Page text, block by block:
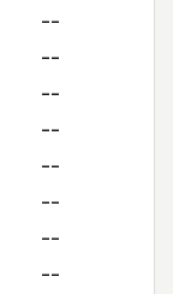
--
--
--
--
--
--
--
--